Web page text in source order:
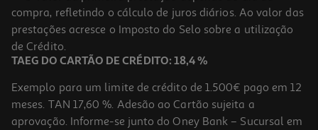
2.11 €/Lt
2,11 €
compra, refletindo o cálculo de juros diários. Ao valor das
prestações acresce o Imposto do Selo sobre a utilização
de Crédito.
TAEG DO CARTÃO DE CRÉDITO: 18,4 %
Exemplo para um limite de crédito de 1.500€ pago em 12
meses. TAN 17,60 %. Adesão ao Cartão sujeita a
aprovação. Informe-se junto do Oney Bank – Sucursal em